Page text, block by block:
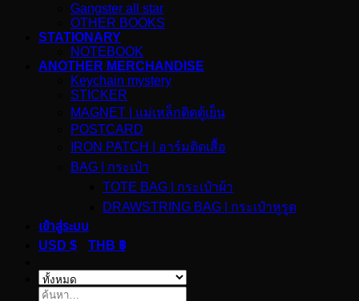
Gangster all star
OTHER BOOKS
STATIONARY
NOTEBOOK
ANOTHER MERCHANDISE
Keychain mystery
STICKER
MAGNET | แม่เหล็กติดตู้เย็น
POSTCARD
IRON PATCH | อาร์มติดเสื้อ
BAG | กระเป๋า
TOTE BAG | กระเป๋าผ้า
DRAWSTRING BAG | กระเป๋าหูรูด
เข้าสู่ระบบ
USD $
THB ฿
ค้นหา: